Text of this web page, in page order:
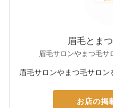
眉毛とま
眉毛サロンやまつ毛サ
眉毛サロンやまつ毛サロ
お店の掲